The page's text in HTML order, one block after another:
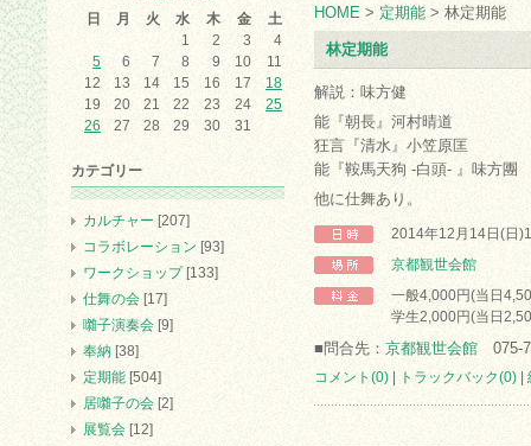
HOME > 定期能 > 林定期能
林定期能
解説：味方健
能『朝長』河村晴道
狂言『清水』小笠原匡
能『鞍馬天狗 -白頭- 』味方團
他に仕舞あり。
2014年12月14日(日
京都観世会館
一般4,000円(当日
学生2,000円(当日
■問合先： 京都観世会館 075-
コメント(0) トラックバック(0)
日
月 火 水 木 金
土
1
2 3
4
5
6 7 8 9 10
11
12
13 14 15 16 17
18
19
20 21 22 23 24
25
26
27 28 29 30 31
カテゴリー
カルチャー [207]
コラボレーション [93]
ワークショップ[133]
仕舞の会 [17]
囃子演奏会 [9]
奉納 [38]
定期能 [504]
居囃子の会 [2]
展覧会 [12]